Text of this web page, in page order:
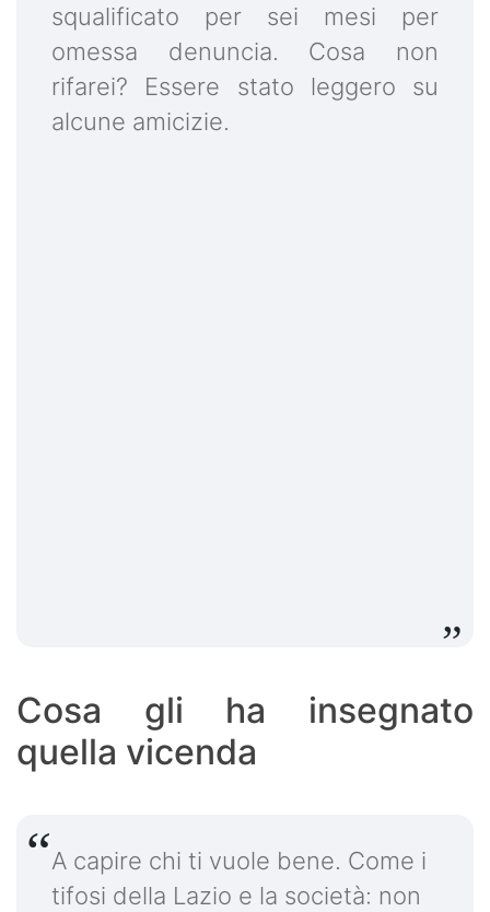
squalificato per sei mesi per
omessa denuncia. Cosa non
rifarei? Essere stato leggero su
alcune amicizie.
Cosa gli ha insegnato
quella vicenda
A capire chi ti vuole bene. Come i
tifosi della Lazio e la società: non